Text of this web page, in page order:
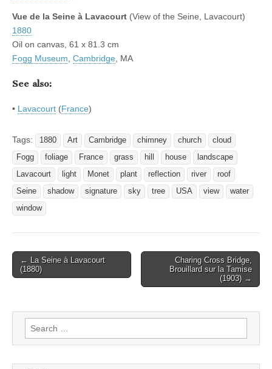
Vue de la Seine à Lavacourt (View of the Seine, Lavacourt)
1880
Oil on canvas, 61 x 81.3 cm
Fogg Museum Cambridge , MA
See also:
• Lavacourt (France)
Tags: 1880 Art Cambridge chimney church
cloud
Fogg
foliage France grass hill house
landscape
Lavacourt
light Monet plant reflection river
roof
Seine
shadow signature sky tree USA view
water
window
Post
navigation
← La Seine à Lavacourt
(1880)
Charing Cross Bridge,
Brouillard sur la Tamise
(1903) →
Search
for: